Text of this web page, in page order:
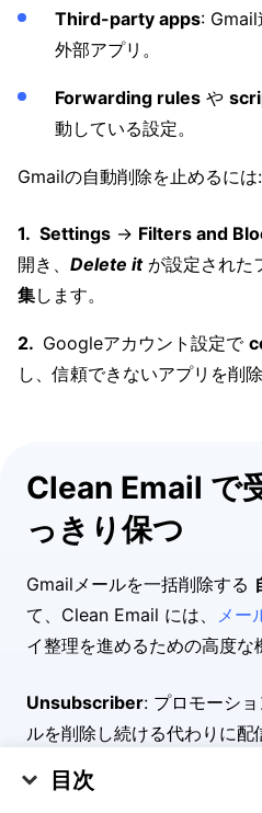
目次
Third-party apps: Gmail
外部アプリ。
Forwarding rules や
動している設定。
Gmailの自動削除を止めるには:
Settings → Filters and
開き、 Delete itが設定された
集します。
Googleアカウント設定で
し、信頼できないアプリを削除
Clean Email で
っきり保つ
Gmailメールを一括削除する
て、Clean Email には、 メー
イ整理を進めるための高度な
Unsubscriber: プロモーシ
ルを削除し続ける代わりに配
す。Gmailにも
Clean Email なら複数の配